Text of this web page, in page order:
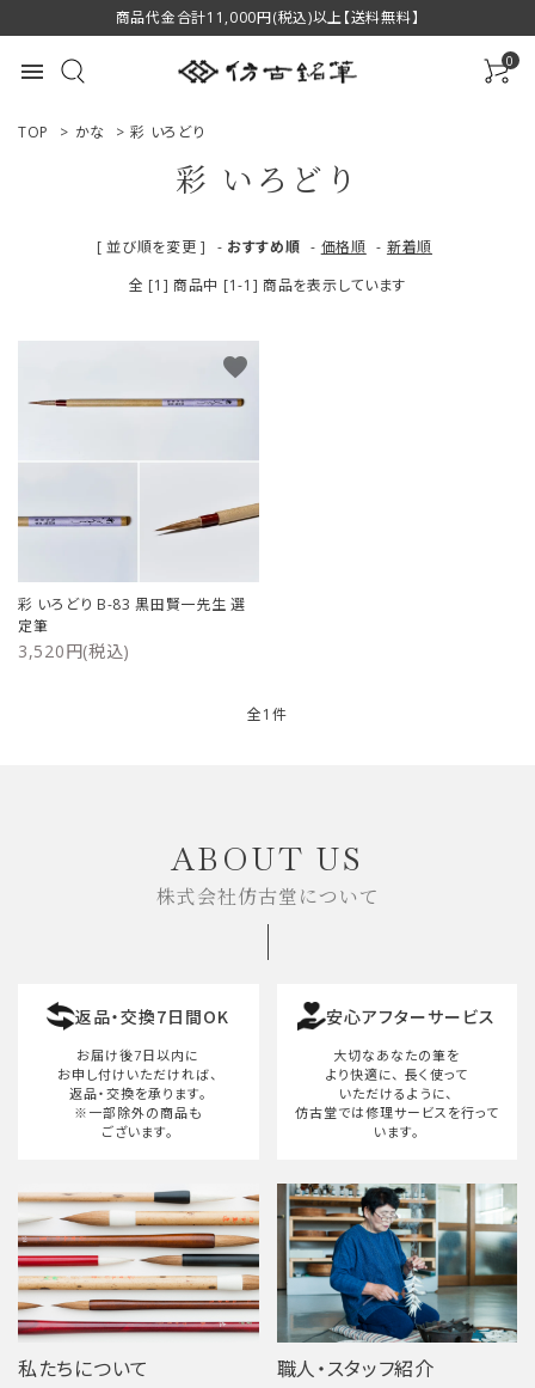
商品代金合計11,000円(税込)以上【送料無料】
menu 0
ACCOUNT MENU
プライバシーポリシー
TOP > かな > 彩 いろどり
彩 いろどり
[ 並び順を変更 ] - おすすめ順 - 価格順 - 新着順
全 [1] 商品中 [1-1] 商品を表示しています
彩 いろどり B-83 黒田賢一先生 選
定筆
3,520円(税込)
favorite
全1件
検索する
ABOUT US
株式会社仿古堂について
返品・交換7日間OK
お届け後7日以内に
お申し付けいただければ、
返品・交換を承ります。
※一部除外の商品も
ございます。
安心アフターサービス
大切なあなたの筆を
より快適に、 長く使って
いただけるように、
仿古堂では修理サービスを行って
います。
私たちについて 職人・スタッフ紹介